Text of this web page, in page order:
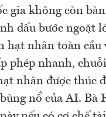
gia không còn
dấu bước ngoặt
hạt nhân toàn cầu
phép nhanh,
nhân được thúc
nổ của AI. Bà